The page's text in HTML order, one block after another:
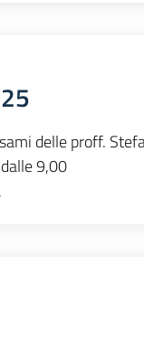
delle proff.
9,00